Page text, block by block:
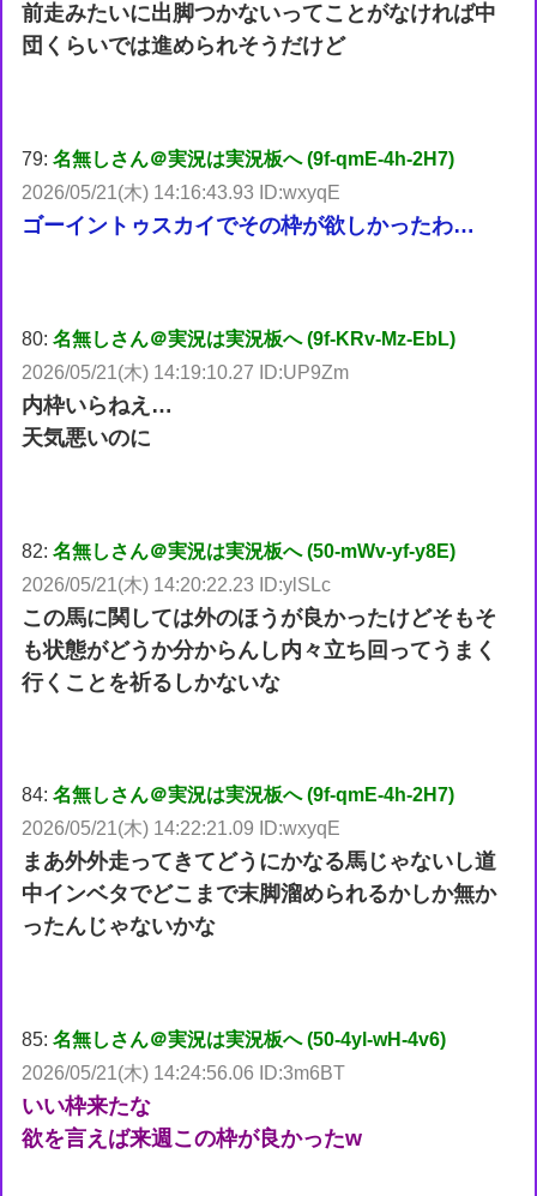
前走みたいに出脚つかないってことがなければ中
団くらいでは進められそうだけど
79:名無しさん＠実況は実況板へ (9f-qmE-4h-2H7)
2026/05/21(木) 14:16:43.93 ID:wxyqE
ゴーイントゥスカイでその枠が欲しかったわ…
80:名無しさん＠実況は実況板へ (9f-KRv-Mz-EbL)
2026/05/21(木) 14:19:10.27 ID:UP9Zm
内枠いらねえ…
天気悪いのに
82:名無しさん＠実況は実況板へ (50-mWv-yf-y8E)
2026/05/21(木) 14:20:22.23 ID:ylSLc
この馬に関しては外のほうが良かったけどそもそ
も状態がどうか分からんし内々立ち回ってうまく
行くことを祈るしかないな
84:名無しさん＠実況は実況板へ (9f-qmE-4h-2H7)
2026/05/21(木) 14:22:21.09 ID:wxyqE
まあ外外走ってきてどうにかなる馬じゃないし道
中インベタでどこまで末脚溜められるかしか無か
ったんじゃないかな
85:名無しさん＠実況は実況板へ (50-4yl-wH-4v6)
2026/05/21(木) 14:24:56.06 ID:3m6BT
いい枠来たな
欲を言えば来週この枠が良かったw